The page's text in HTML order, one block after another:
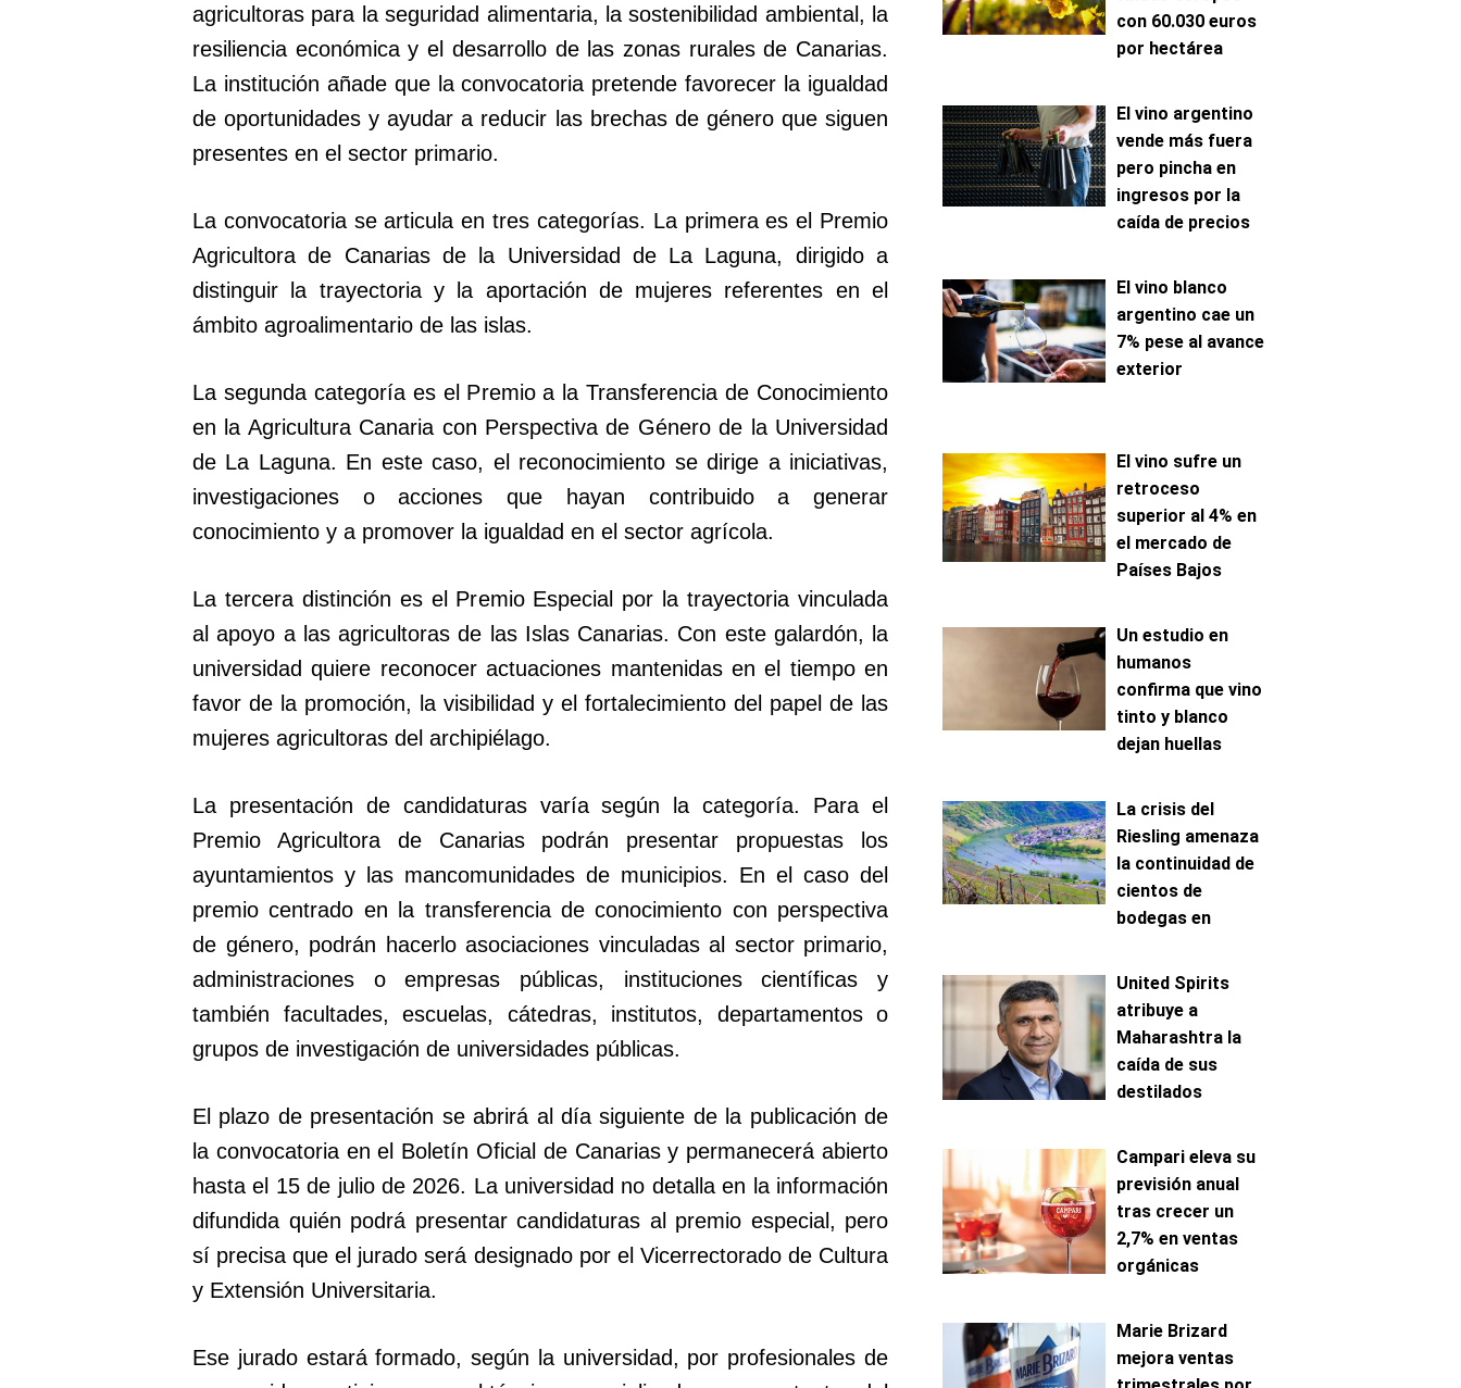
agricultoras para la seguridad alimentaria, la sostenibilidad ambiental, la
resiliencia económica y el desarrollo de las zonas rurales de Canarias.
La institución añade que la convocatoria pretende favorecer la igualdad
de oportunidades y ayudar a reducir las brechas de género que siguen
presentes en el sector primario.
La convocatoria se articula en tres categorías. La primera es el Premio
Agricultora de Canarias de la Universidad de La Laguna, dirigido a
distinguir la trayectoria y la aportación de mujeres referentes en el
ámbito agroalimentario de las islas.
La segunda categoría es el Premio a la Transferencia de Conocimiento
en la Agricultura Canaria con Perspectiva de Género de la Universidad
de La Laguna. En este caso, el reconocimiento se dirige a iniciativas,
investigaciones o acciones que hayan contribuido a generar
conocimiento y a promover la igualdad en el sector agrícola.
La tercera distinción es el Premio Especial por la trayectoria vinculada
al apoyo a las agricultoras de las Islas Canarias. Con este galardón, la
universidad quiere reconocer actuaciones mantenidas en el tiempo en
favor de la promoción, la visibilidad y el fortalecimiento del papel de las
mujeres agricultoras del archipiélago.
La presentación de candidaturas varía según la categoría. Para el
Premio Agricultora de Canarias podrán presentar propuestas los
ayuntamientos y las mancomunidades de municipios. En el caso del
premio centrado en la transferencia de conocimiento con perspectiva
de género, podrán hacerlo asociaciones vinculadas al sector primario,
administraciones o empresas públicas, instituciones científicas y
también facultades, escuelas, cátedras, institutos, departamentos o
grupos de investigación de universidades públicas.
El plazo de presentación se abrirá al día siguiente de la publicación de
la convocatoria en el Boletín Oficial de Canarias y permanecerá abierto
hasta el 15 de julio de 2026. La universidad no detalla en la información
difundida quién podrá presentar candidaturas al premio especial, pero
sí precisa que el jurado será designado por el Vicerrectorado de Cultura
y Extensión Universitaria.
Ese jurado estará formado, según la universidad, por profesionales de
con 60.030 euros
por hectárea
El vino argentino
vende más fuera
pero pincha en
ingresos por la
caída de precios
El vino blanco
argentino cae un
7% pese al avance
exterior
El vino sufre un
retroceso
superior al 4% en
el mercado de
Países Bajos
Un estudio en
humanos
confirma que vino
tinto y blanco
dejan huellas
distintas
La crisis del
Riesling amenaza
la continuidad de
cientos de
bodegas en
United Spirits
atribuye a
Maharashtra la
caída de sus
destilados
Campari eleva su
previsión anual
tras crecer un
2,7% en ventas
orgánicas
Marie Brizard
mejora ventas